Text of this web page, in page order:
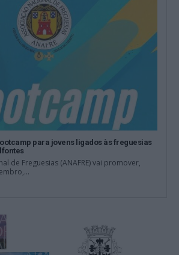
para jovens ligados às freguesias
de Freguesias (ANAFRE) vai promover,